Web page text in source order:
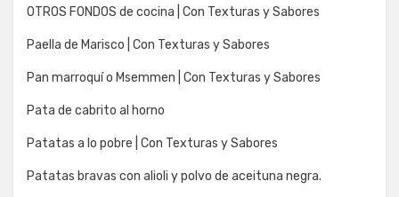
OTROS FONDOS de cocina | Con Texturas y Sabores
Paella de Marisco | Con Texturas y Sabores
Pan marroquí o Msemmen | Con Texturas y Sabores
Pata de cabrito al horno
Patatas a lo pobre | Con Texturas y Sabores
Patatas bravas con alioli y polvo de aceituna negra.